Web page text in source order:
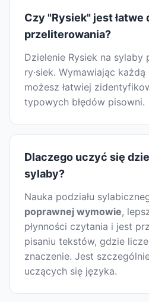
Czy "Rysiek" jest łatwe
przeliterowania?
Dzielenie Rysiek na sylaby
ry·siek. Wymawiając
możesz łatwiej
typowych błędów pisowni.
Dlaczego uczyć się
sylaby?
Nauka podziału
poprawnej wymowie,
płynności czytania i jest
pisaniu tekstów, gdzie
znaczenie. Jest
uczących się języka.